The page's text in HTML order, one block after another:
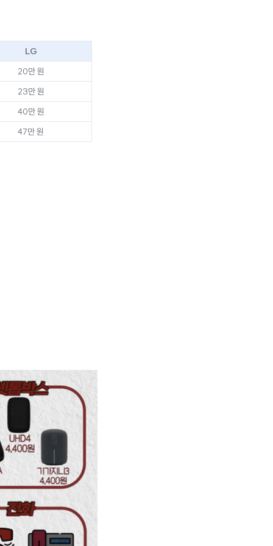
LG
20만 원
23만 원
40만 원
47만 원